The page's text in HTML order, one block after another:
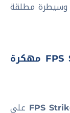
وسيطرة مطلقة
طريقة تحميل وتثبيت FPS Strike Ops مهكرة
FPS على